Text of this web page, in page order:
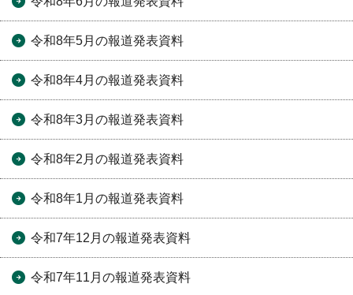
令和8年5月の報道発表資料
令和8年4月の報道発表資料
令和8年3月の報道発表資料
令和8年2月の報道発表資料
令和8年1月の報道発表資料
令和7年12月の報道発表資料
令和7年11月の報道発表資料